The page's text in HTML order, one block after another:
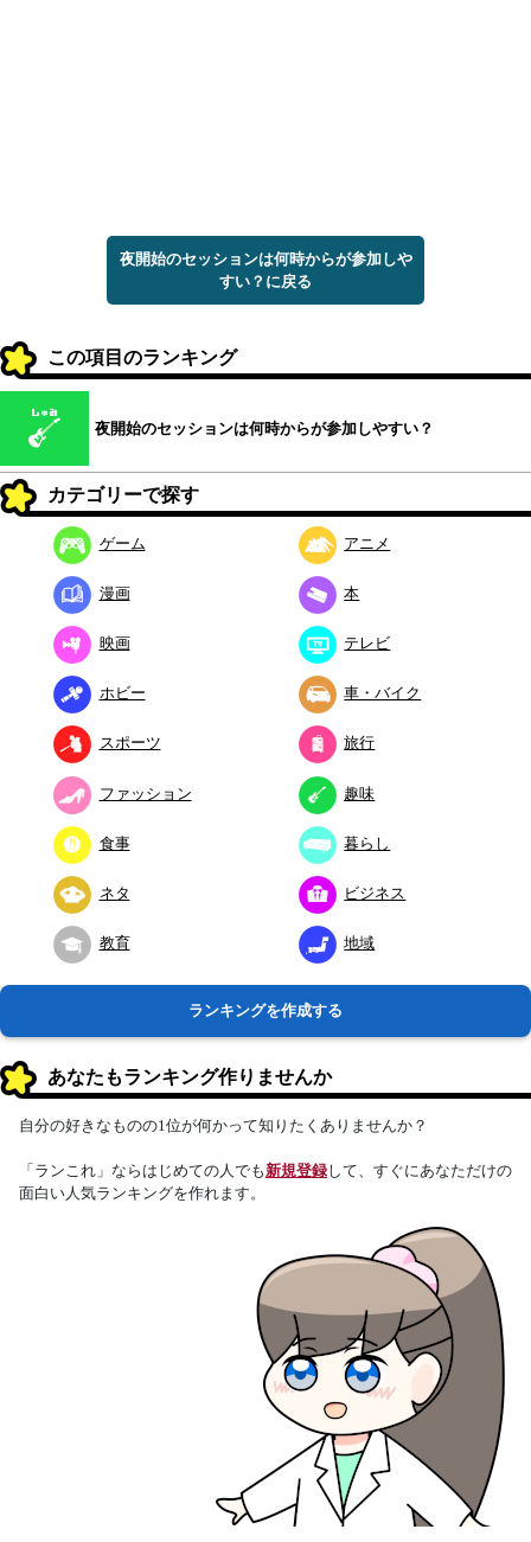
夜開始のセッションは何時からが参加しや
すい？に戻る
この項目のランキング
夜開始のセッションは何時からが参加しやすい？
カテゴリーで探す
ゲーム アニメ
漫画 本
映画 テレビ
ホビー 車・バイク
スポーツ 旅行
ファッション 趣味
食事 暮らし
ネタ ビジネス
教育 地域
ランキングを作成する
あなたもランキング作りませんか
自分の好きなものの1位が何かって知りたくありませんか？
「ランこれ」ならはじめての人でも新規登録して、すぐにあなただけの
面白い人気ランキングを作れます。